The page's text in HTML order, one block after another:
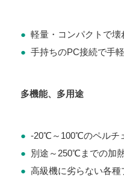
● 軽量・コンパクトで
● 手持ちのPC接続で手
多機能、多用途
● -20℃～100℃のペルチ
● 別途～250℃までの加
● 高級機に劣らない各